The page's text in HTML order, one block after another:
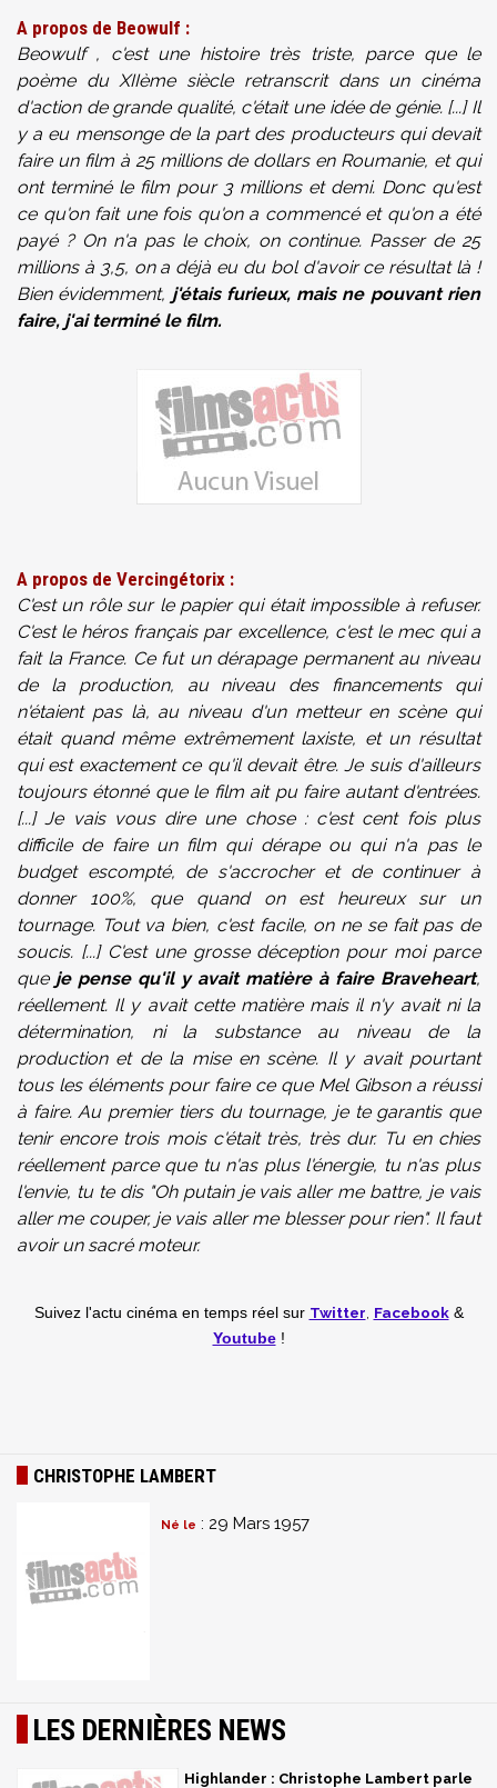
A propos de Beowulf :
Beowulf , c'est une histoire très triste, parce que le
poème du XIIème siècle retranscrit dans un cinéma
d'action de grande qualité, c'était une idée de génie. [...] Il
y a eu mensonge de la part des producteurs qui devait
faire un film à 25 millions de dollars en Roumanie, et qui
ont terminé le film pour 3 millions et demi. Donc qu'est
ce qu'on fait une fois qu'on a commencé et qu'on a été
payé ? On n'a pas le choix, on continue. Passer de 25
millions à 3,5, on a déjà eu du bol d'avoir ce résultat là !
Bien évidemment, j'étais furieux, mais ne pouvant rien
faire, j'ai terminé le film.
A propos de Vercingétorix :
C'est un rôle sur le papier qui était impossible à refuser.
C'est le héros français par excellence, c'est le mec qui a
fait la France. Ce fut un dérapage permanent au niveau
de la production, au niveau des financements qui
n'étaient pas là, au niveau d'un metteur en scène qui
était quand même extrêmement laxiste, et un résultat
qui est exactement ce qu'il devait être. Je suis d'ailleurs
toujours étonné que le film ait pu faire autant d'entrées.
[...] Je vais vous dire une chose : c'est cent fois plus
difficile de faire un film qui dérape ou qui n'a pas le
budget escompté, de s'accrocher et de continuer à
donner 100%, que quand on est heureux sur un
tournage. Tout va bien, c'est facile, on ne se fait pas de
soucis. [...] C'est une grosse déception pour moi parce
que je pense qu'il y avait matière à faire Braveheart,
réellement. Il y avait cette matière mais il n'y avait ni la
détermination, ni la substance au niveau de la
production et de la mise en scène. Il y avait pourtant
tous les éléments pour faire ce que Mel Gibson a réussi
à faire. Au premier tiers du tournage, je te garantis que
tenir encore trois mois c'était très, très dur. Tu en chies
réellement parce que tu n'as plus l'énergie, tu n'as plus
l'envie, tu te dis "Oh putain je vais aller me battre, je vais
aller me couper, je vais aller me blesser pour rien". Il faut
avoir un sacré moteur.
Suivez l'actu cinéma en temps réel sur Twitter Facebook&
Youtube!
CHRISTOPHE LAMBERT
Né le : 29 Mars 1957
LES DERNIÈRES NEWS
Highlander : Christophe Lambert parle